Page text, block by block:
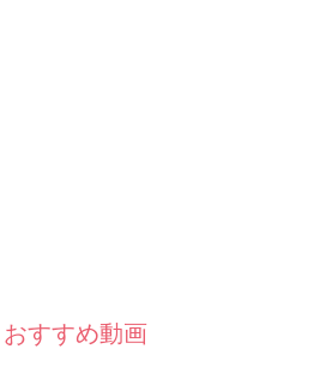
おすすめ動画